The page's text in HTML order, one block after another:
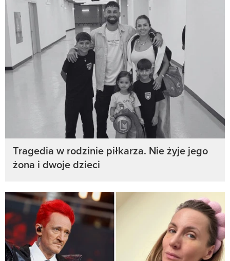
Tragedia w rodzinie piłkarza. Nie żyje jego
żona i dwoje dzieci